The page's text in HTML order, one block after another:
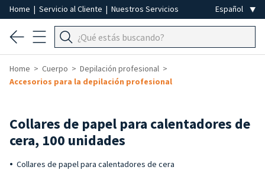
Home | Servicio al Cliente | Nuestros Servicios
Home Cuerpo
Depilación profesional
Accesorios para la depilación profesional
Collares de papel para calentadores de
cera, 100 unidades
Collares de papel para calentadores de cera